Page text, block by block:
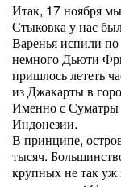
Итак, 17 ноября
Стыковка у нас
Варенья испили
немного Дьюти
пришлось лететь
из Джакарты в
Именно с Суматры
Индонезии.
В принципе,
тысяч.
крупных не так